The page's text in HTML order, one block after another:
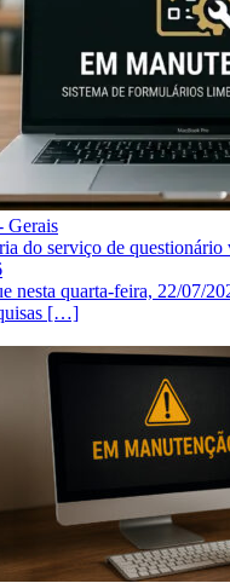
Gerais
do serviço de
nesta quarta-feira, 22/07/
[…]